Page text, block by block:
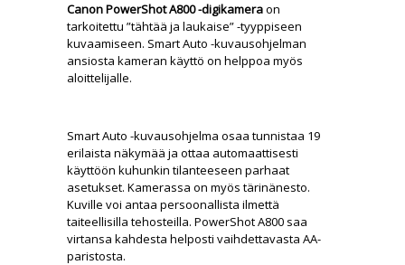
Canon PowerShot A800 -digikameraon
tarkoitettu ”tähtää ja laukaise” -tyyppiseen
kuvaamiseen. Smart Auto -kuvausohjelman
ansiosta kameran käyttö on helppoa myös
aloittelijalle.
Smart Auto -kuvausohjelma osaa tunnistaa 19
erilaista näkymää ja ottaa automaattisesti
käyttöön kuhunkin tilanteeseen parhaat
asetukset. Kamerassa on myös tärinänesto.
Kuville voi antaa persoonallista ilmettä
taiteellisilla tehosteilla. PowerShot A800 saa
virtansa kahdesta helposti vaihdettavasta AA-
paristosta.